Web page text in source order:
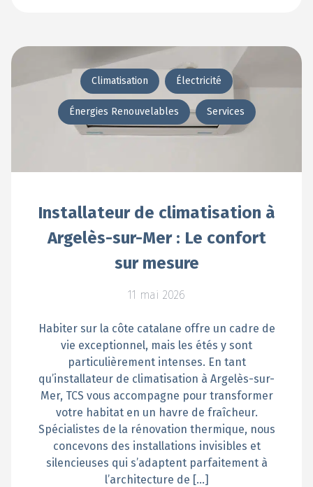
Climatisation Électricité
Énergies Renouvelables Services
Installateur de climatisation à
Argelès-sur-Mer : Le confort
sur mesure
11 mai 2026
Habiter sur la côte catalane offre un cadre de
vie exceptionnel, mais les étés y sont
particulièrement intenses. En tant
qu’installateur de climatisation à Argelès-sur-
Mer, TCS vous accompagne pour transformer
votre habitat en un havre de fraîcheur.
Spécialistes de la rénovation thermique, nous
concevons des installations invisibles et
silencieuses qui s’adaptent parfaitement à
l’architecture de […]